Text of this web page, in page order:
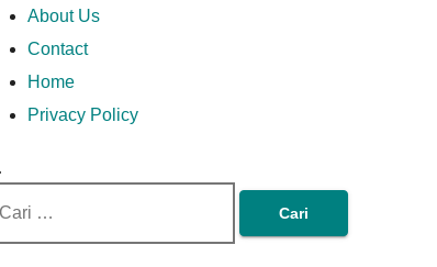
Skip
to
content
Money In Every
Way
Lets Talk About MoneyIn Every Way
About Us
Contact
Home
Privacy Policy